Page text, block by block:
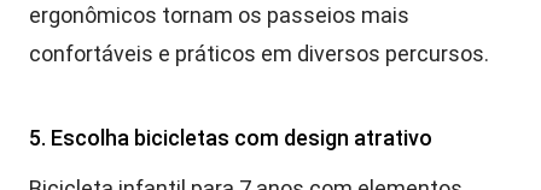
ergonômicos tornam os passeios mais
confortáveis e práticos em diversos percursos.
5. Escolha bicicletas com design atrativo